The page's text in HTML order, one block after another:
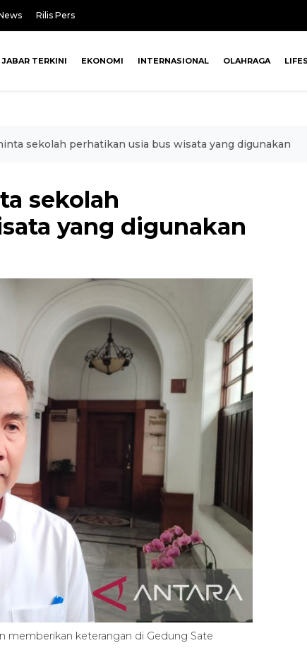
Rilis Pers
JABAR TERKINI EKONOMI INTERNASIONAL OLAHRAGA
sekolah perhatikan usia bus wisata yang digunakan
sekolah
yang digunakan
memberikan keterangan di Gedung Sate